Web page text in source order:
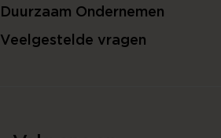
Duurzaam Ondernemen
Veelgestelde vragen